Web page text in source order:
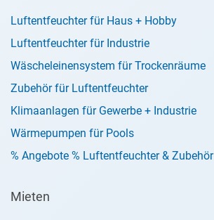
Luftentfeuchter für Haus + Hobby
Luftentfeuchter für Industrie
Wäscheleinensystem für Trockenräume
Zubehör für Luftentfeuchter
Klimaanlagen für Gewerbe + Industrie
Wärmepumpen für Pools
% Angebote % Luftentfeuchter & Zubehör
Mieten